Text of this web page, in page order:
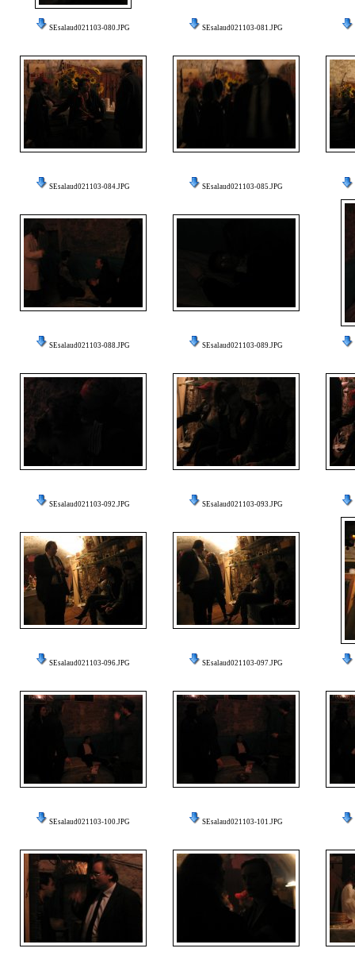
SEsalaud021103-080.JPG SEsalaud021103-081.JPG
SEsalaud021103-084.JPG SEsalaud021103-085.JPG
SEsalaud021103-088.JPG SEsalaud021103-089.JPG
SEsalaud021103-092.JPG SEsalaud021103-093.JPG
SEsalaud021103-096.JPG SEsalaud021103-097.JPG
SEsalaud021103-100.JPG SEsalaud021103-101.JPG